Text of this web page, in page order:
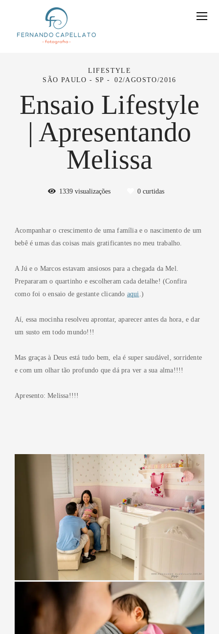
LIFESTYLE
SÃO PAULO - SP
02/AGOSTO/2016
Ensaio Lifestyle
| Apresentando
Melissa
1339visualizações 0curtidas
Acompanhar o crescimento de uma família e o nascimento de um
bebê é umas das coisas mais gratificantes no meu trabalho.
A Jú e o Marcos estavam ansiosos para a chegada da Mel.
Prepararam o quartinho e escolheram cada detalhe! (Confira
como foi o ensaio de gestante clicando aqui.)
Aí, essa mocinha resolveu aprontar, aparecer antes da hora, e dar
um susto em todo mundo!!!
Mas graças à Deus está tudo bem, ela é super saudável, sorridente
e com um olhar tão profundo que dá pra ver a sua alma!!!!
Apresento: Melissa!!!!